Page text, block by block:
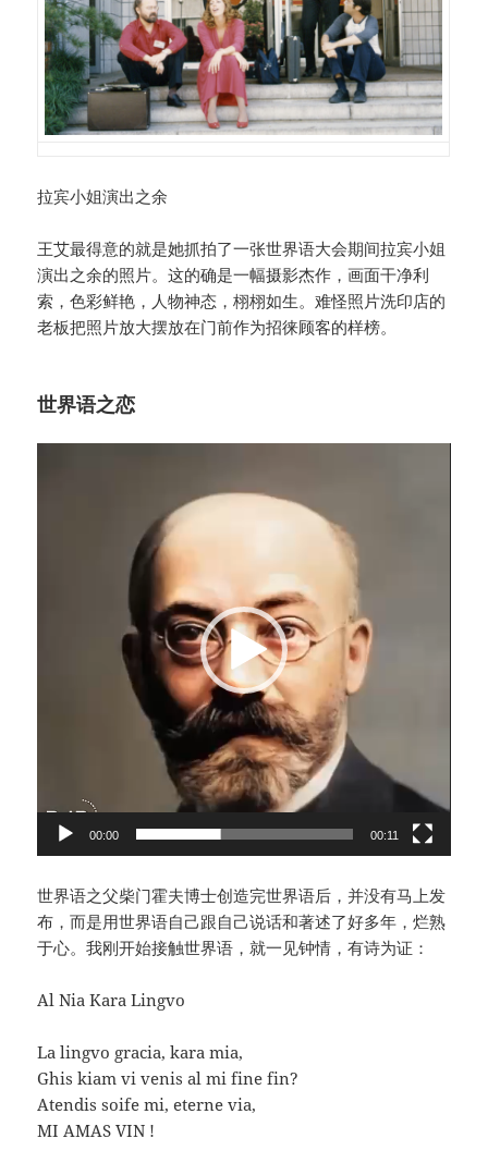
拉宾小姐演出之余
王艾最得意的就是她抓拍了一张世界语大会期间拉宾小姐
演出之余的照片。这的确是一幅摄影杰作，画面干净利
索，色彩鲜艳，人物神态，栩栩如生。难怪照片洗印店的
老板把照片放大摆放在门前作为招徕顾客的样榜。
世界语之恋
00:00 00:11
世界语之父柴门霍夫博士创造完世界语后，并没有马上发
布，而是用世界语自己跟自己说话和著述了好多年，烂熟
于心。我刚开始接触世界语，就一见钟情，有诗为证：
Al Nia Kara Lingvo
La lingvo gracia, kara mia,
Ghis kiam vi venis al mi fine fin?
Atendis soife mi, eterne via,
MI AMAS VIN !